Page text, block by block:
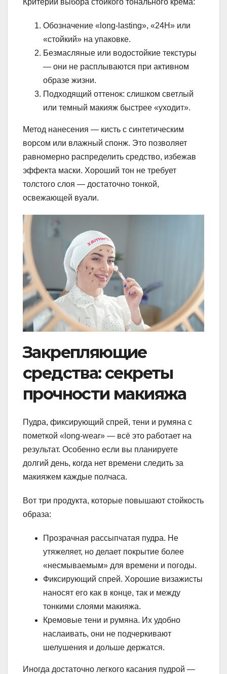
Обозначение «long-lasting», «24H» или
«стойкий» на упаковке.
Безмасляные или водостойкие текстуры
— они не расплываются при активном
образе жизни.
Подходящий оттенок: слишком светлый
или темный макияж быстрее «уходит».
Метод нанесения — кисть с синтетическим
ворсом или влажный спонж. Это позволяет
равномерно распределить средство, избежав
эффекта маски. Хороший тон не требует
толстого слоя — достаточно тонкой,
освежающей вуали.
Закрепляющие
средства: секреты
прочности макияжа
Пудра, фиксирующий спрей, тени и румяна с
пометкой «long-wear» — всё это работает на
результат. Особенно если вы планируете
долгий день, когда нет времени следить за
макияжем каждые полчаса.
Вот три продукта, которые повышают стойкость
образа:
Прозрачная рассыпчатая пудра. Не
утяжеляет, но делает покрытие более
«несмываемым» для времени и погоды.
Фиксирующий спрей. Хорошие визажисты
наносят его как в конце, так и между
тонкими слоями макияжа.
Кремовые тени и румяна. Их удобно
наслаивать, они не подчеркивают
шелушения и дольше держатся.
Иногда достаточно легкого касания пудрой —